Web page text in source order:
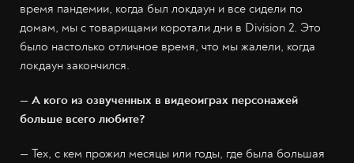
время пандемии, когда был локдаун и все сидели по
домам, мы с товарищами коротали дни в Division 2. Это
было настолько отличное время, что мы жалели, когда
локдаун закончился.
— А кого из озвученных в видеоиграх персонажей
больше всего любите?
— Тех, с кем прожил месяцы или годы, где была большая